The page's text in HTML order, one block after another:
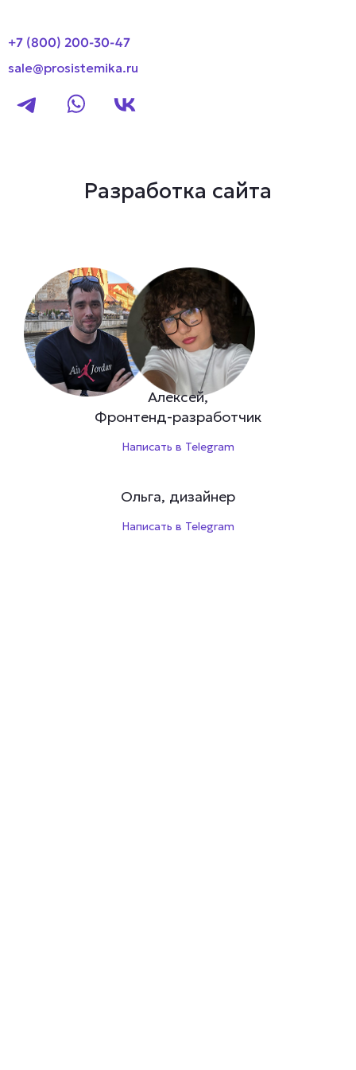
+7 (800) 200-30-47
sale@prosistemika.ru
Разработка сайта
Алексей,
Фронтенд-разработчик
Написать в Telegram
Ольга, дизайнер
Написать в Telegram